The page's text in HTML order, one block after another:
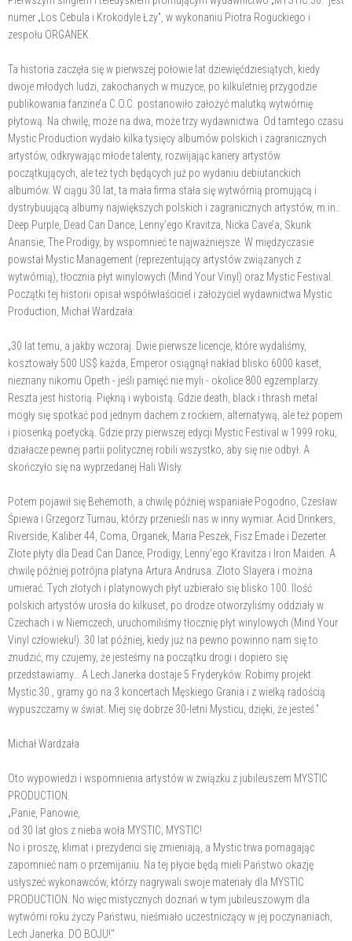
numer „Los Cebula i Krokodyle Łzy”, w wykonaniu Piotra Roguckiego i
zespołu ORGANEK.
Ta historia zaczęła się w pierwszej połowie lat dziewięćdziesiątych, kiedy
dwoje młodych ludzi, zakochanych w muzyce, po kilkuletniej przygodzie
publikowania fanzine’a C.O.C. postanowiło założyć malutką wytwórnię
płytową. Na chwilę, może na dwa, może trzy wydawnictwa. Od tamtego czasu
Mystic Production wydało kilka tysięcy albumów polskich i zagranicznych
artystów, odkrywając młode talenty, rozwijając kariery artystów
początkujących, ale też tych będących już po wydaniu debiutanckich
albumów. W ciągu 30 lat, ta mała firma stała się wytwórnią promującą i
dystrybuującą albumy największych polskich i zagranicznych artystów, m.in.:
Deep Purple, Dead Can Dance, Lenny’ego Kravitza, Nicka Cave’a, Skunk
Anansie, The Prodigy, by wspomnieć te najważniejsze. W międzyczasie
powstał Mystic Management (reprezentujący artystów związanych z
wytwórnią), tłocznia płyt winylowych (Mind Your Vinyl) oraz Mystic Festival.
Początki tej historii opisał współwłaściciel i założyciel wydawnictwa Mystic
Production, Michał Wardzała:
„30 lat temu, a jakby wczoraj. Dwie pierwsze licencje, które wydaliśmy,
kosztowały 500 US$ każda, Emperor osiągnął nakład blisko 6000 kaset,
nieznany nikomu Opeth - jeśli pamięć nie myli - okolice 800 egzemplarzy.
Reszta jest historią. Piękną i wyboistą. Gdzie death, black i thrash metal
mogły się spotkać pod jednym dachem z rockiem, alternatywą, ale też popem
i piosenką poetycką. Gdzie przy pierwszej edycji Mystic Festival w 1999 roku,
działacze pewnej partii politycznej robili wszystko, aby się nie odbył. A
skończyło się na wyprzedanej Hali Wisły.
Potem pojawił się Behemoth, a chwilę później wspaniałe Pogodno, Czesław
Śpiewa i Grzegorz Turnau, którzy przenieśli nas w inny wymiar. Acid Drinkers,
Riverside, Kaliber 44, Coma, Organek, Maria Peszek, Fisz Emade i Dezerter.
Złote płyty dla Dead Can Dance, Prodigy, Lenny'ego Kravitza i Iron Maiden. A
chwilę później potrójna platyna Artura Andrusa. Złoto Slayera i można
umierać. Tych złotych i platynowych płyt uzbierało się blisko 100. Ilość
polskich artystów urosła do kilkuset, po drodze otworzyliśmy oddziały w
Czechach i w Niemczech, uruchomiliśmy tłocznię płyt winylowych (Mind Your
Vinyl człowieku!). 30 lat później, kiedy już na pewno powinno nam się to
znudzić, my czujemy, że jesteśmy na początku drogi i dopiero się
przedstawiamy… A Lech Janerka dostaje 5 Fryderyków. Robimy projekt
Mystic.30., gramy go na 3 koncertach Męskiego Grania i z wielką radością
wypuszczamy w świat. Miej się dobrze 30-letni Mysticu, dzięki, że jesteś.”
Michał Wardzała
Oto wypowiedzi i wspomnienia artystów w związku z jubileuszem MYSTIC
PRODUCTION.
„Panie, Panowie,
od 30 lat głos z nieba woła MYSTIC, MYSTIC!
No i proszę, klimat i prezydenci się zmieniają, a Mystic trwa pomagając
zapomnieć nam o przemijaniu. Na tej płycie będą mieli Państwo okazję
usłyszeć wykonawców, którzy nagrywali swoje materiały dla MYSTIC
PRODUCTION. No więc mistycznych doznań w tym jubileuszowym dla
wytwórni roku życzy Państwu, nieśmiało uczestniczący w jej poczynaniach,
Lech Janerka. DO BOJU!"